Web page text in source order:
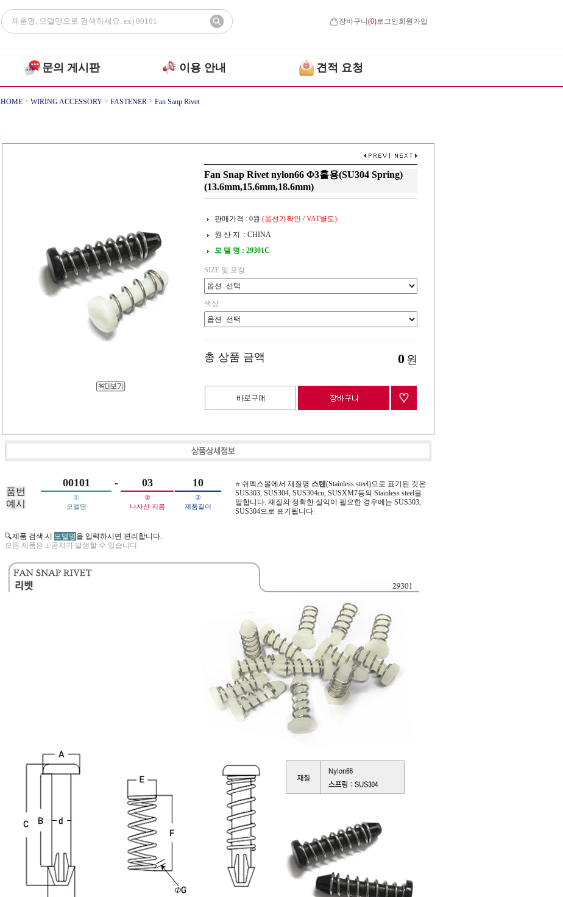
장바구니(0)로그인 회원가입
문의 게시판 이용 안내 견적 요청
HOME > WIRING ACCESSORY > FASTENER > Fan Sanp Rivet
Fan Snap Rivet nylon66 Φ3홀용(SU304 Spring)
(13.6mm,15.6mm,18.6mm)
판매가격 : 0원 (옵션가확인 / VAT별도)
원 산 지 : CHINA
모 델 명 : 29301C
SIZE 및 포장
색상
총 상품 금액 0 원
품번
예시
00101 - 03 10
①
모델명
②
나사산 지름
③
제품길이
⭐ 쉬멕스몰에서 재질명 스텐(Stainless steel)으로 표기된 것은
SUS303, SUS304, SUS304cu, SUSXM7등의 Stainless steel을
말합니다. 재질의 정확한 실익이 필요한 경우에는 SUS303,
SUS304으로 표기됩니다.
🔍제품 검색 시 모델명을 입력하시면 편리합니다.
모든 제품은 ± 공차가 발생할 수 있습니다.